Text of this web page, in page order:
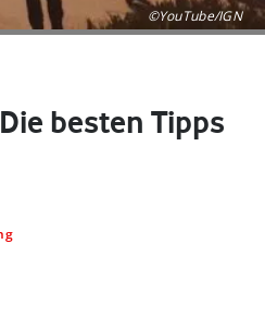
©YouTube/IGN
besten Tipps